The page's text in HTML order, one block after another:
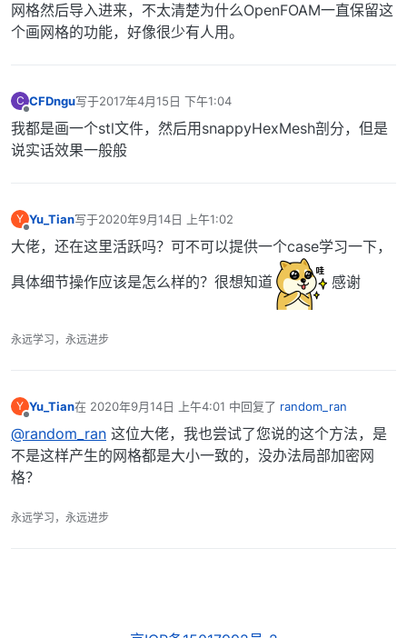
网格然后导入进来，不太清楚为什么OpenFOAM一直保留这
个画网格的功能，好像很少有人用。
C
离线
CFDngu写于2017年4月15日 下午1:04
最后由 编辑
我都是画一个stl文件，然后用snappyHexMesh剖分，但是
说实话效果一般般
Y
离线
Yu_Tian写于2020年9月14日 上午1:02
最后由 编辑
大佬，还在这里活跃吗？可不可以提供一个case学习一下，
具体细节操作应该是怎么样的？很想知道
感谢
永远学习，永远进步
Y Yu_Tian在 2020年9月14日 上午4:01 中回复了 random_ran
最后由 编辑
@random_ran 这位大佬，我也尝试了您说的这个方法，是
不是这样产生的网格都是大小一致的，没办法局部加密网
格？
永远学习，永远进步